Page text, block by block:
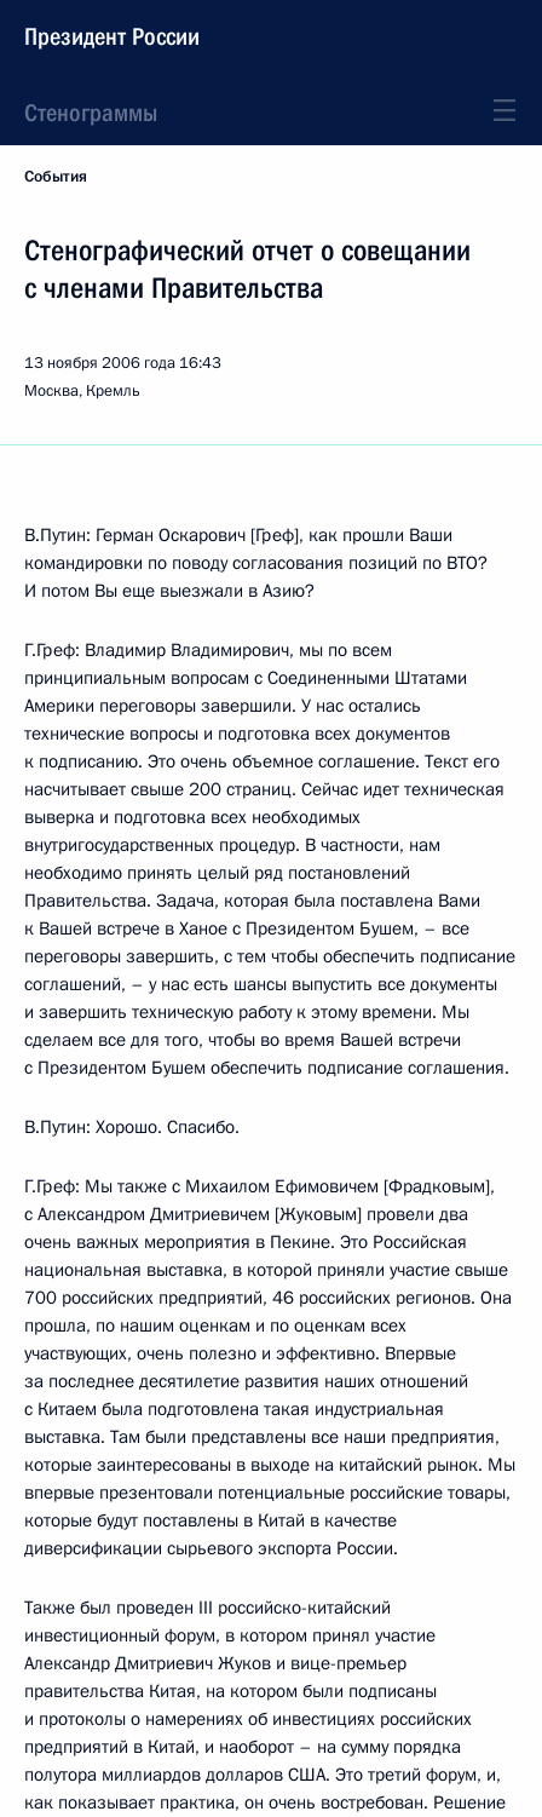
Президент России
Стенограммы
События
Стенографический отчет о совещании
с членами Правительства
13 ноября 2006 года 16:43
Москва, Кремль
В.Путин: Герман Оскарович [Греф], как прошли Ваши
командировки по поводу согласования позиций по ВТО?
И потом Вы еще выезжали в Азию?
Г.Греф: Владимир Владимирович, мы по всем
принципиальным вопросам с Соединенными Штатами
Америки переговоры завершили. У нас остались
технические вопросы и подготовка всех документов
к подписанию. Это очень объемное соглашение. Текст его
насчитывает свыше 200 страниц. Сейчас идет техническая
выверка и подготовка всех необходимых
внутригосударственных процедур. В частности, нам
необходимо принять целый ряд постановлений
Правительства. Задача, которая была поставлена Вами
к Вашей встрече в Ханое с Президентом Бушем, – все
переговоры завершить, с тем чтобы обеспечить подписание
соглашений, – у нас есть шансы выпустить все документы
и завершить техническую работу к этому времени. Мы
сделаем все для того, чтобы во время Вашей встречи
с Президентом Бушем обеспечить подписание соглашения.
В.Путин: Хорошо. Спасибо.
Г.Греф: Мы также с Михаилом Ефимовичем [Фрадковым],
с Александром Дмитриевичем [Жуковым] провели два
очень важных мероприятия в Пекине. Это Российская
национальная выставка, в которой приняли участие свыше
700 российских предприятий, 46 российских регионов. Она
прошла, по нашим оценкам и по оценкам всех
участвующих, очень полезно и эффективно. Впервые
за последнее десятилетие развития наших отношений
с Китаем была подготовлена такая индустриальная
выставка. Там были представлены все наши предприятия,
которые заинтересованы в выходе на китайский рынок. Мы
впервые презентовали потенциальные российские товары,
которые будут поставлены в Китай в качестве
диверсификации сырьевого экспорта России.
Также был проведен III российско-китайский
инвестиционный форум, в котором принял участие
Александр Дмитриевич Жуков и вице-премьер
правительства Китая, на котором были подписаны
и протоколы о намерениях об инвестициях российских
предприятий в Китай, и наоборот – на сумму порядка
полутора миллиардов долларов США. Это третий форум, и,
как показывает практика, он очень востребован. Решение